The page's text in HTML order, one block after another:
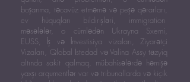
boşanma, təcavüz etməmə və peşə qərarları,
ev hüquqları bildirişləri, immigration
məsələlər, o cümlədən Ukrayna Sxemi,
EUSS, İş və İnvestisiya vizaları, Ziyarətçi
Vizaları, Qlobal İstedad və Valina Assy təzyiq
altında sakit qalmaq, mübahisələrdə həmişə
yaxşı arqumentlər var və tribunallarda və kiçik